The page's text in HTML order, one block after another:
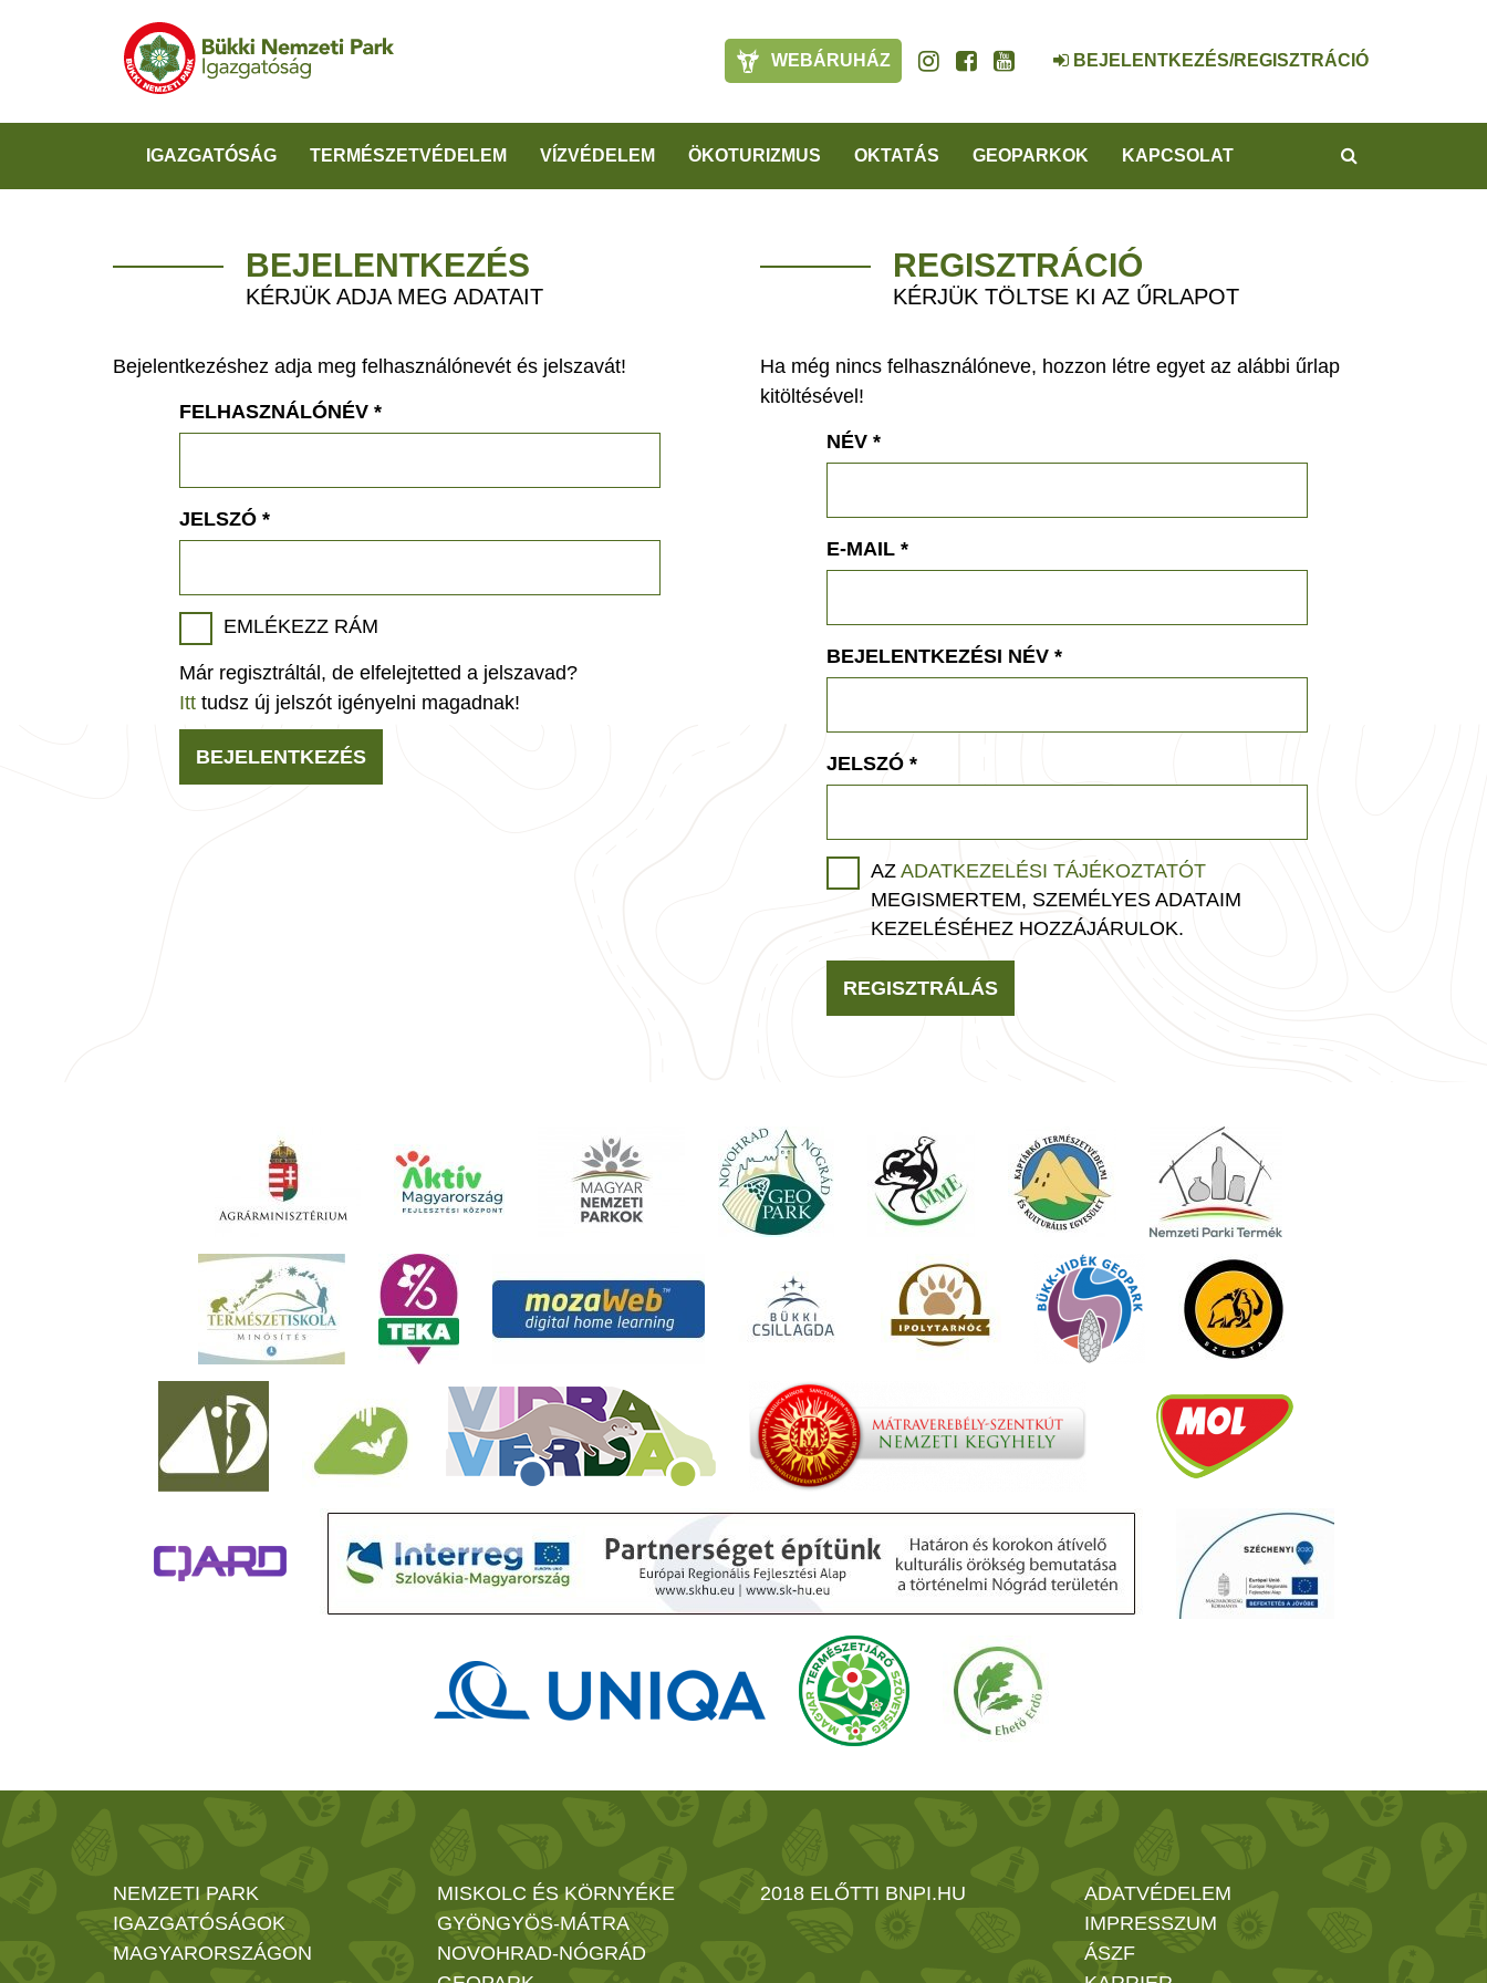
WEBÁRUHÁZ BEJELENTKEZÉS/REGISZTRÁCIÓ
IGAZGATÓSÁG TERMÉSZETVÉDELEM VÍZVÉDELEM ÖKOTURIZMUS OKTATÁS GEOPARKOK KAPCSOLAT
BEJELENTKEZÉS
KÉRJÜK ADJA MEG ADATAIT
Bejelentkezéshez adja meg felhasználónevét és jelszavát!
FELHASZNÁLÓNÉV *
JELSZÓ *
EMLÉKEZZ RÁM
Már regisztráltál, de elfelejtetted a jelszavad?
Itt tudsz új jelszót igényelni magadnak!
BEJELENTKEZÉS
REGISZTRÁCIÓ
KÉRJÜK TÖLTSE KI AZ ŰRLAPOT
Ha még nincs felhasználóneve, hozzon létre egyet az alábbi űrlap
kitöltésével!
NÉV *
E-MAIL *
BEJELENTKEZÉSI NÉV *
JELSZÓ *
AZ ADATKEZELÉSI TÁJÉKOZTATÓT
MEGISMERTEM, SZEMÉLYES ADATAIM
KEZELÉSÉHEZ HOZZÁJÁRULOK.
REGISZTRÁLÁS
NEMZETI PARK
IGAZGATÓSÁGOK
MAGYARORSZÁGON
MISKOLC ÉS KÖRNYÉKE
GYÖNGYÖS-MÁTRA
NOVOHRAD-NÓGRÁD
2018 ELŐTTI BNPI.HU
ADATVÉDELEM
IMPRESSZUM
ÁSZF